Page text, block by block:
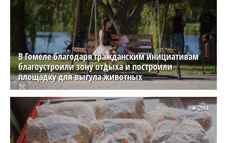
В Гомеле благодаря гражданским инициативам
благоустроили зону отдыха и построили
площадку для выгула животных
294